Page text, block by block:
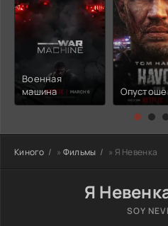
Военная
машина
Киного » Фильмы » Я Невенка
Я
SOY